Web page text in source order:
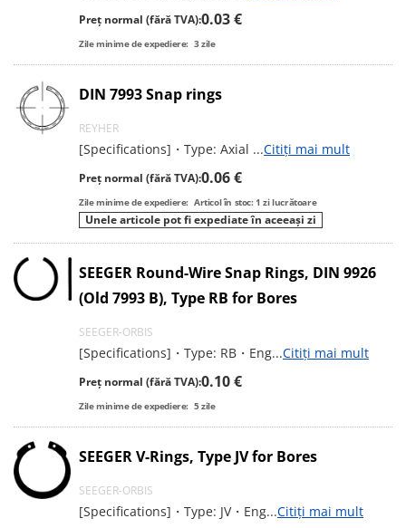
Preț normal (fără TVA):0.03 €
Zile minime de expediere: 3zile
DIN 7993 Snap rings
REYHER
[Specifications]・Type: Axial ...Citiți mai mult
Preț normal (fără TVA):0.06 €
Zile minime de expediere: Articol în stoc: 1 zi lucrătoare
Unele articole pot fi expediate în aceeași zi
SEEGER Round-Wire Snap Rings, DIN 9926
(Old 7993 B), Type RB for Bores
SEEGER-ORBIS
[Specifications]・Type: RB・Eng...Citiți mai mult
Preț normal (fără TVA):0.10 €
Zile minime de expediere: 5zile
SEEGER V-Rings, Type JV for Bores
SEEGER-ORBIS
[Specifications]・Type: JV・Eng...Citiți mai mult